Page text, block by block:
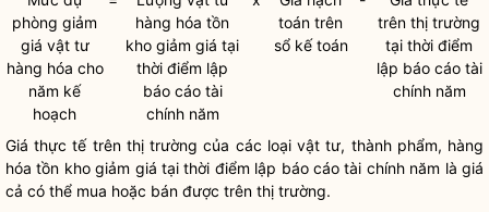
phòng giảm
giá vật tư
hàng hóa cho
năm kế
hoạch
hàng hóa tồn
kho giảm giá tại
thời điểm lập
báo cáo tài
chính năm
toán trên
sổ kế toán
trên thị trường
tại thời điểm
lập báo cáo tài
chính năm
Giá thực tế trên thị trường của các loại vật tư, thành phẩm, hàng
hóa tồn kho giảm giá tại thời điểm lập báo cáo tài chính năm là giá
cả có thể mua hoặc bán được trên thị trường.